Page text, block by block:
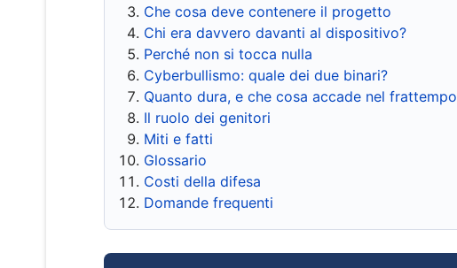
Che cosa deve contenere il progetto
Chi era davvero davanti al dispositivo?
Perché non si tocca nulla
Cyberbullismo: quale dei due binari?
Quanto dura, e che cosa accade nel frattempo
Il ruolo dei genitori
Miti e fatti
Glossario
Costi della difesa
Domande frequenti